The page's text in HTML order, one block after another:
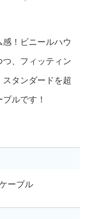
！ビニールハウ
、フィッティン
タンダードを超
ルです！
ーブル